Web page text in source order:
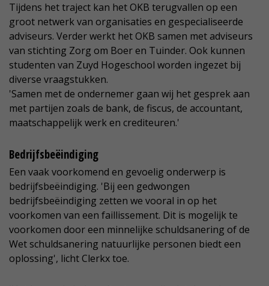
Tijdens het traject kan het OKB terugvallen op een
groot netwerk van organisaties en gespecialiseerde
adviseurs. Verder werkt het OKB samen met adviseurs
van stichting Zorg om Boer en Tuinder. Ook kunnen
studenten van Zuyd Hogeschool worden ingezet bij
diverse vraagstukken.
'Samen met de ondernemer gaan wij het gesprek aan
met partijen zoals de bank, de fiscus, de accountant,
maatschappelijk werk en crediteuren.'
Bedrijfsbeëindiging
Een vaak voorkomend en gevoelig onderwerp is
bedrijfsbeëindiging. 'Bij een gedwongen
bedrijfsbeëindiging zetten we vooral in op het
voorkomen van een faillissement. Dit is mogelijk te
voorkomen door een minnelijke schuldsanering of de
Wet schuldsanering natuurlijke personen biedt een
oplossing', licht Clerkx toe.